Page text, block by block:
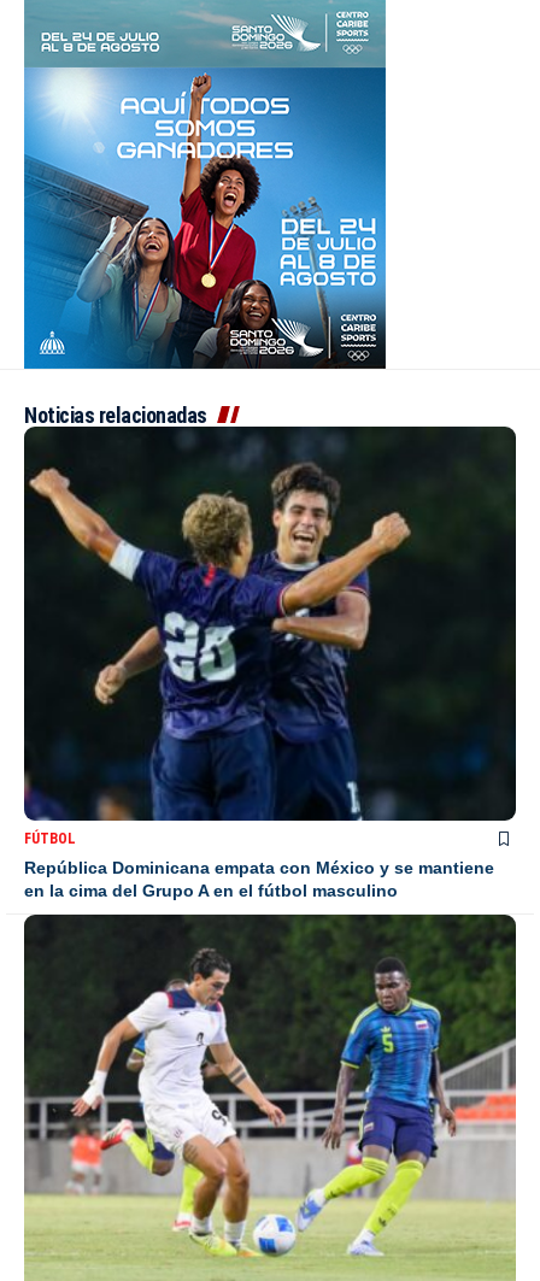
Noticias relacionadas
FÚTBOL
República Dominicana empata con México y se mantiene
en la cima del Grupo A en el fútbol masculino